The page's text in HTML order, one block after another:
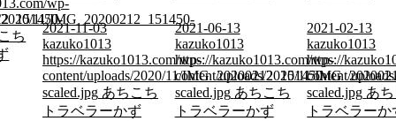
11/IMG_20200212_151450-
ち
2021-11-03
kazuko1013
https://kazuko1013.com/wp-
content/uploads/2020/11/IMG_20200212_151450-
scaled.jpg あちこち
トラベラーかず
2021-06-13
kazuko1013
https://kazuko1013.com/wp-
content/uploads/2020/11/
scaled.jpg あちこち
トラベラーかず
2021-02-13
kazuko1013
https://
content/
scaled.jpg あ
トラベラーか